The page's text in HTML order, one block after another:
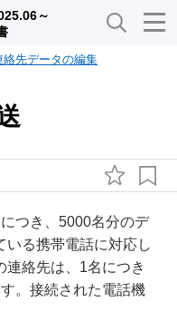
～
絡先データの編集
つき、5000名分のデ
いる携帯電話に対応し
連絡先は、1名につき
。接続された電話機